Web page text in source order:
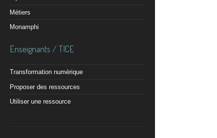
Métiers
Monamphi
Enseignants / TICE
Transformation numérique
Proposer des ressources
Utiliser une ressource